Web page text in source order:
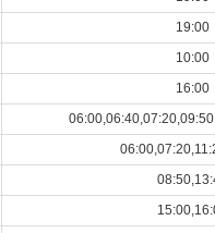
19:00
10:00
16:00